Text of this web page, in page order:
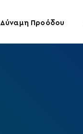
Δύναμη Προόδου